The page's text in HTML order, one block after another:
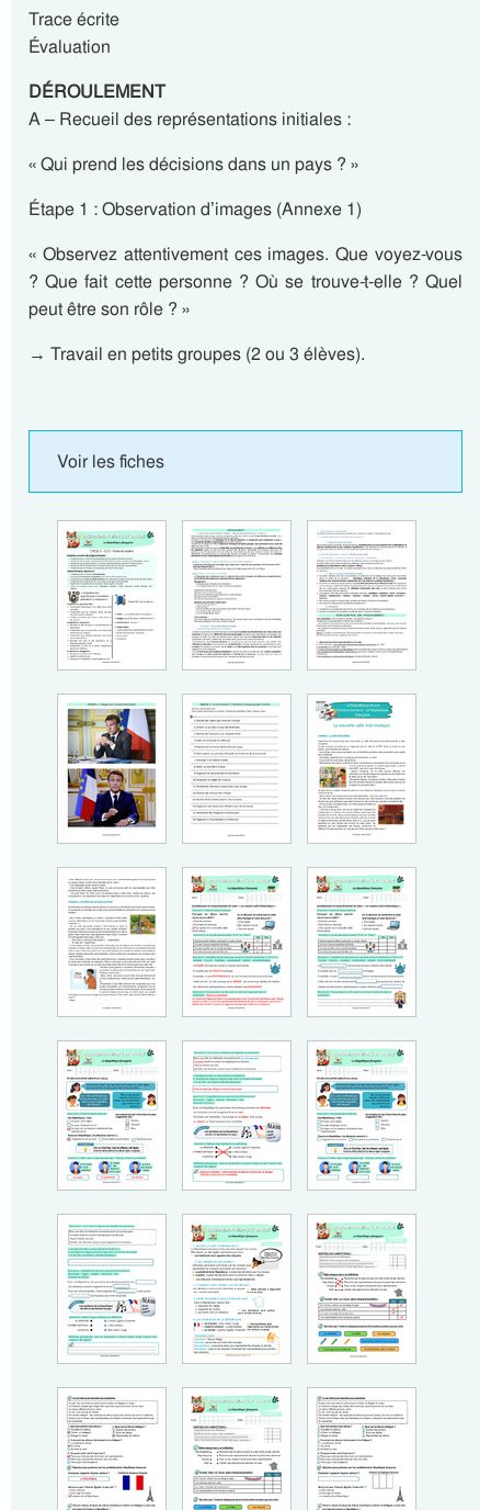
Trace écrite
Évaluation
DÉROULEMENT
A – Recueil des représentations initiales :
« Qui prend les décisions dans un pays ? »
Étape 1 : Observation d’images (Annexe 1)
« Observez attentivement ces images. Que voyez-vous
? Que fait cette personne ? Où se trouve-t-elle ? Quel
peut être son rôle ? »
→ Travail en petits groupes (2 ou 3 élèves).
Voir les fiches